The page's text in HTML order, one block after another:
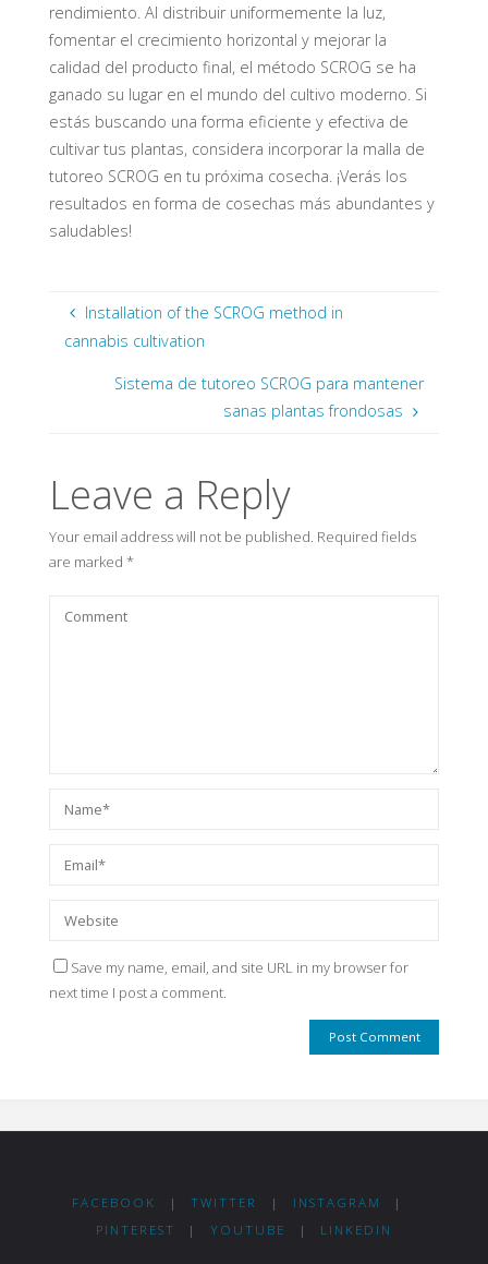
rendimiento. Al distribuir uniformemente la luz,
fomentar el crecimiento horizontal y mejorar la
calidad del producto final, el método SCROG se ha
ganado su lugar en el mundo del cultivo moderno. Si
estás buscando una forma eficiente y efectiva de
cultivar tus plantas, considera incorporar la malla de
tutoreo SCROG en tu próxima cosecha. ¡Verás los
resultados en forma de cosechas más abundantes y
saludables!
Installation of the SCROG method in
cannabis cultivation
Sistema de tutoreo SCROG para mantener
sanas plantas frondosas
Leave a Reply
Your email address will not be published. Required fields
are marked *
Save my name, email, and site URL in my browser for
next time I post a comment.
FACEBOOK | TWITTER | INSTAGRAM
|
PINTEREST
| YOUTUBE | LINKEDIN